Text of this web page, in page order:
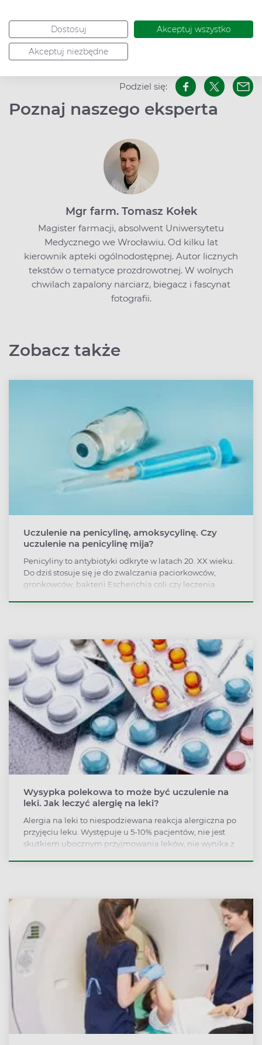
Dostosuj Akceptuj wszystko
Akceptuj niezbędne
Data dodania: 18.12.2025
Podziel się:
Poznaj naszego eksperta
Mgr farm. Tomasz Kołek
Magister farmacji, absolwent Uniwersytetu
Medycznego we Wrocławiu. Od kilku lat
kierownik apteki ogólnodostępnej. Autor licznych
tekstów o tematyce prozdrowotnej. W wolnych
chwilach zapalony narciarz, biegacz i fascynat
fotografii.
Zobacz także
Uczulenie na penicylinę, amoksycylinę. Czy
uczulenie na penicylinę mija?
Penicyliny to antybiotyki odkryte w latach 20. XX wieku.
Do dziś stosuje się je do zwalczania paciorkowców,
gronkowców, bakterii Escherichia coli czy leczenia
Wysypka polekowa to może być uczulenie na
leki. Jak leczyć alergię na leki?
Alergia na leki to niespodziewana reakcja alergiczna po
przyjęciu leku. Występuje u 5-10% pacjentów, nie jest
skutkiem ubocznym przyjmowania leków, nie wynika z